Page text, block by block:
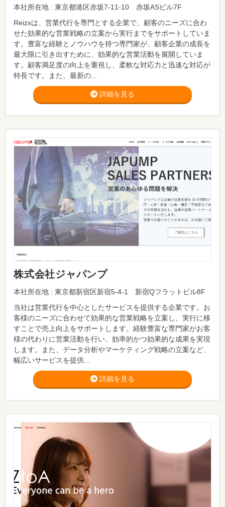
本社所在地 : 東京都港区赤坂7-11-10 赤坂ASビル7F
Reizxは、営業代行を専門とする企業で、顧客のニーズに合わ
せた効果的な営業戦略の立案から実行までをサポートしていま
す。豊富な経験とノウハウを持つ専門家が、顧客企業の成長を
最大限に引き出すために、効果的な営業活動を展開していま
す。顧客満足度の向上を重視し、柔軟な対応力と迅速な対応が
特長です。また、最新の...
詳細を見る
株式会社ジャパンプ
本社所在地 : 東京都新宿区新宿5-4-1 新宿Qフラットビル8F
当社は営業代行を中心としたサービスを提供する企業です。お
客様のニーズに合わせて効果的な営業戦略を立案し、実行に移
すことで売上向上をサポートします。経験豊富な専門家がお客
様の代わりに営業活動を行い、効率的かつ効果的な成果を実現
します。また、データ分析やマーケティング戦略の立案など、
幅広いサービスを提供...
詳細を見る